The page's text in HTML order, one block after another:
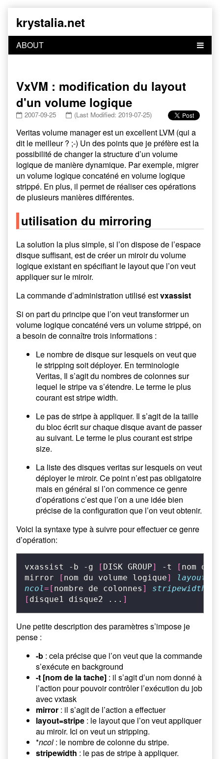
content
krystalia.net
VxVM : modification du layout
d'un volume logique
2007-09-25 (Last Modified: 2019-07-25)
Veritas volume manager est un excellent LVM (qui a
dit le meilleur ? ;-) Un des points que je préfère est la
possibilité de changer la structure d’un volume
logique de manière dynamique. Par exemple, migrer
un volume logique concaténé en volume logique
strippé. En plus, il permet de réaliser ces opérations
de plusieurs manières différentes.
utilisation du mirroring
La solution la plus simple, si l’on dispose de l’espace
disque suffisant, est de créer un miroir du volume
logique existant en spécifiant le layout que l’on veut
appliquer sur le miroir.
La commande d’administration utilisé estvxassist
Si on part du principe que l’on veut transformer un
volume logique concaténé vers un volume strippé, on
a besoin de connaître trois informations :
Le nombre de disque sur lesquels on veut que
le stripping soit déployer. En terminologie
Veritas, Il s’agit du nombres de colonnes sur
lequel le stripe va s’étendre. Le terme le plus
courant est stripe width.
Le pas de stripe à appliquer. Il s’agit de la taille
du bloc écrit sur chaque disque avant de passer
au suivant. Le terme le plus courant est stripe
size.
La liste des disques veritas sur lesquels on veut
déployer le miroir. Ce point n’est pas obligatoire
mais en général si l’on commence ce genre
d’opérations c’est que l’on a une idée bien
précise de la configuration que l’on veut obtenir.
Voici la syntaxe type à suivre pour effectuer ce genre
d’opération:
vxassist -b -g [ DISK GROUP] -t [ nom de
mirror
[ nom du volume logique] layout
ncol=[ nombre de colonnes ] stripewidth
[ disque1 disque2 ... ]
Une petite description des paramètres s’impose je
pense :
-b : cela précise que l’on veut que la commande
s’exécute en background
-t [nom de la tache] : il s’agit d’un nom donné à
l’action pour pouvoir contrôler l’exécution du job
avec vxtask
mirror : il s’agit de l’action a effectuer
layout=stripe : le layout que l’on veut appliquer
au miroir. Ici on veut un stripping.
*ncol : le nombre de colonne du stripe.
stripewidth : le pas de stripe à appliquer.